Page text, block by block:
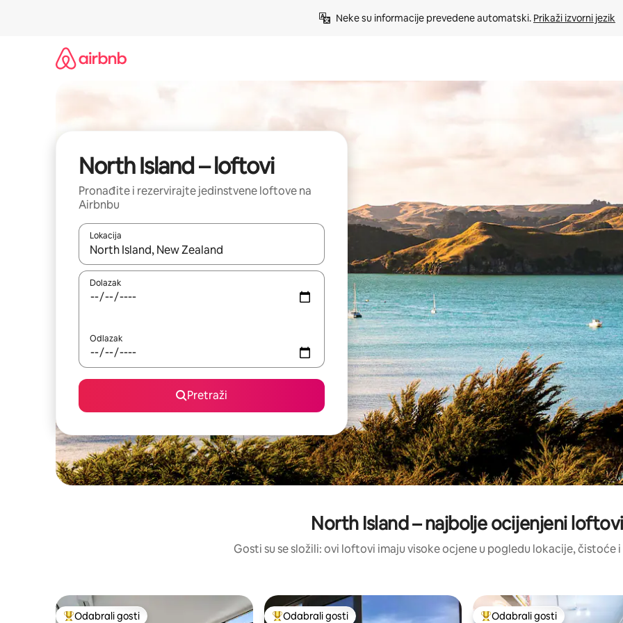
Neke su informacije prevedene automatski. Prikaži izvorni jezik
North Island – loftovi
Pronađite i rezervirajte jedinstvene loftove na
Airbnbu
Lokacija
Kada budu dostupni rezultati, moći ćete ih pregledati koristeći se strelicama prema gore i prema dolje, kao i dodirom ili
Dolazak
Odlazak
Pretraži
North Island – najbolje ocijenjeni loftovi
Gosti su se složili: ovi loftovi imaju visoke ocjene u pogledu lokacije, čistoće
Odabrali gosti Odabrali gosti Odabrali gosti